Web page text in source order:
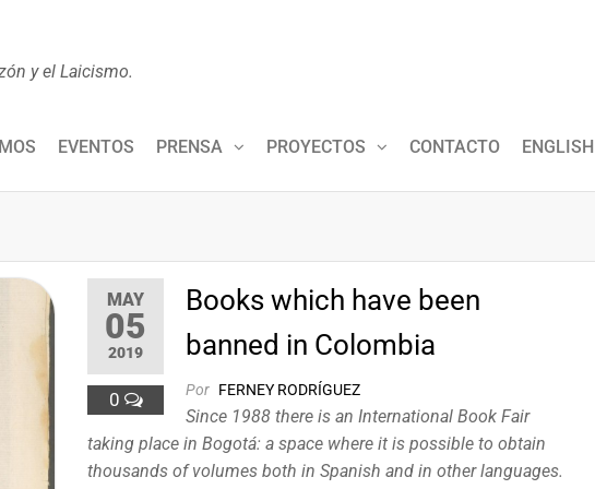
y el Laicismo.
EVENTOS PRENSA PROYECTOS CONTACTO ENGLISH
MAY
05
2019
0
Books which have been
banned in Colombia
Por FERNEY RODRÍGUEZ
Since 1988 there is an International Book Fair
taking place in Bogotá: a space where it is possible to obtain
thousands of volumes both in Spanish and in other languages.